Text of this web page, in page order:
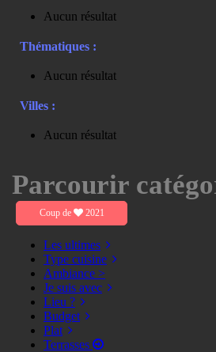
Aucun résultat
Thématiques :
Aucun résultat
Villes :
Aucun résultat
Parcourir
Coup de 2021
Les ultimes
Type cuisine
Ambiance >
Je suis avec
Lieu ?
Budget
Plat
Terrasses